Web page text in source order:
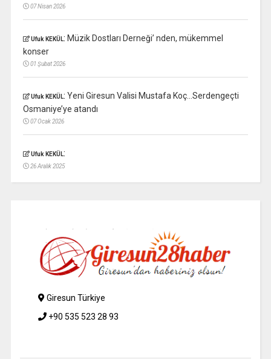
07 Nisan 2026
Ufuk KEKÜL: Müzik Dostları Derneği’ nden, mükemmel
konser
01 Şubat 2026
Ufuk KEKÜL: Yeni Giresun Valisi Mustafa Koç…Serdengeçti
Osmaniye’ye atandı
07 Ocak 2026
Ufuk KEKÜL:
26 Aralık 2025
Giresun Türkiye
+90 535 523 28 93